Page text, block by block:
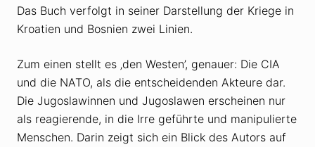
Das Buch verfolgt in seiner Darstellung der Kriege in
Kroatien und Bosnien zwei Linien.
Zum einen stellt es ‚den Westen’, genauer: Die CIA
und die NATO, als die entscheidenden Akteure dar.
Die Jugoslawinnen und Jugoslawen erscheinen nur
als reagierende, in die Irre geführte und manipulierte
Menschen. Darin zeigt sich ein Blick des Autors auf